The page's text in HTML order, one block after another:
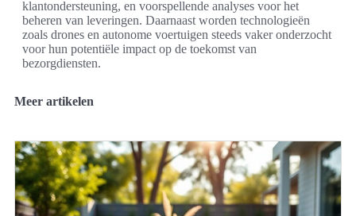
klantondersteuning, en voorspellende analyses voor het
beheren van leveringen. Daarnaast worden technologieën
zoals drones en autonome voertuigen steeds vaker onderzocht
voor hun potentiële impact op de toekomst van
bezorgdiensten.
Meer artikelen